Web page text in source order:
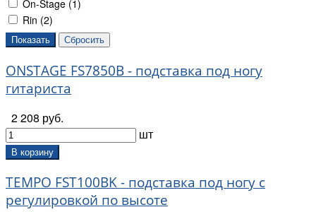
On-Stage (1)
Rin (2)
Soundking (1)
Superfix (1)
Tempo (1)
Wittner (1)
Wolf (
Мозеръ (
ONSTAGE FS7850B - подставка под ногу
гитариста
2 208 руб.
шт
В корзину
TEMPO FST100BK - подставка под ногу с
регулировкой по высоте